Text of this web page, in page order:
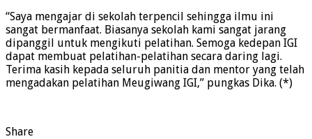
“Saya mengajar di sekolah terpencil sehingga ilmu ini
sangat bermanfaat. Biasanya sekolah kami sangat jarang
dipanggil untuk mengikuti pelatihan. Semoga kedepan IGI
dapat membuat pelatihan-pelatihan secara daring lagi.
Terima kasih kepada seluruh panitia dan mentor yang telah
mengadakan pelatihan Meugiwang IGI,” pungkas Dika. (*)
Share